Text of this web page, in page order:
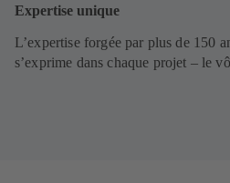
Expertise unique
L’expertise forgée par plus de 150
s’exprime dans chaque projet – le